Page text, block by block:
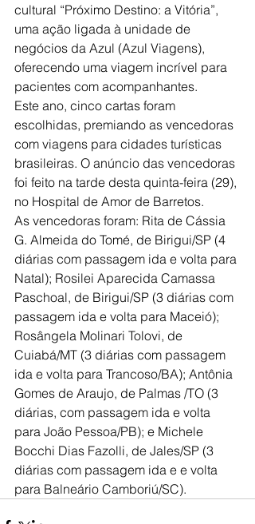
cultural “Próximo Destino: a Vitória”,
uma ação ligada à unidade de
negócios da Azul (Azul Viagens),
oferecendo uma viagem incrível para
pacientes com acompanhantes.
Este ano, cinco cartas foram
escolhidas, premiando as vencedoras
com viagens para cidades turísticas
brasileiras. O anúncio das vencedoras
foi feito na tarde desta quinta-feira (29),
no Hospital de Amor de Barretos.
As vencedoras foram: Rita de Cássia
G. Almeida do Tomé, de Birigui/SP (4
diárias com passagem ida e volta para
Natal); Rosilei Aparecida Camassa
Paschoal, de Birigui/SP (3 diárias com
passagem ida e volta para Maceió);
Rosângela Molinari Tolovi, de
Cuiabá/MT (3 diárias com passagem
ida e volta para Trancoso/BA); Antônia
Gomes de Araujo, de Palmas /TO (3
diárias, com passagem ida e volta
para João Pessoa/PB); e Michele
Bocchi Dias Fazolli, de Jales/SP (3
diárias com passagem ida e e volta
para Balneário Camboriú/SC).